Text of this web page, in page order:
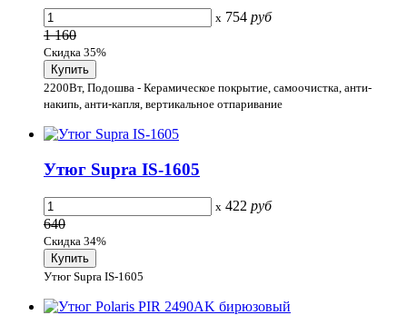
x 754 руб
1 160
Скидка 35%
2200Вт, Подошва - Керамическое покрытие, самоочистка, анти-
накипь, анти-капля, вертикальное отпаривание
Утюг Supra IS-1605
x 422 руб
640
Скидка 34%
Утюг Supra IS-1605